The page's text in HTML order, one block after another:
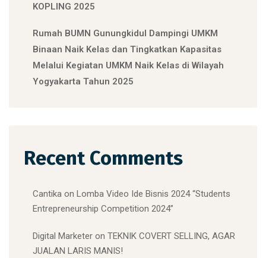
KOPLING 2025
Rumah BUMN Gunungkidul Dampingi UMKM
Binaan Naik Kelas dan Tingkatkan Kapasitas
Melalui Kegiatan UMKM Naik Kelas di Wilayah
Yogyakarta Tahun 2025
Recent Comments
Cantika on Lomba Video Ide Bisnis 2024 “Students
Entrepreneurship Competition 2024”
Digital Marketer on TEKNIK COVERT SELLING, AGAR
JUALAN LARIS MANIS!